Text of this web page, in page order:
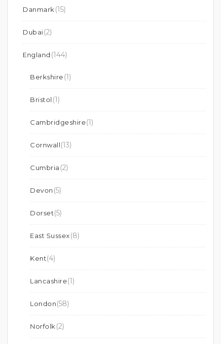
Danmark (15)
Dubai(2)
England (144)
Berkshire (1)
Bristol (1)
Cambridgeshire(1)
Cornwall(13)
Cumbria (2)
Devon (5)
Dorset(5)
East Sussex(8)
Kent(4)
Lancashire(1)
London(58)
Norfolk (2)